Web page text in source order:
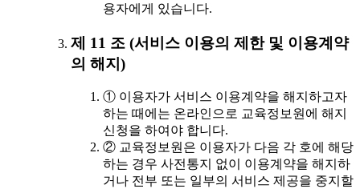
용자에게 있습니다.
제 11 조 (서비스 이용의 제한 및 이용계약
의 해지)
① 이용자가 서비스 이용계약을 해지하고자
하는 때에는 온라인으로 교육정보원에 해지
신청을 하여야 합니다.
② 교육정보원은 이용자가 다음 각 호에 해당
하는 경우 사전통지 없이 이용계약을 해지하
거나 전부 또는 일부의 서비스 제공을 중지할